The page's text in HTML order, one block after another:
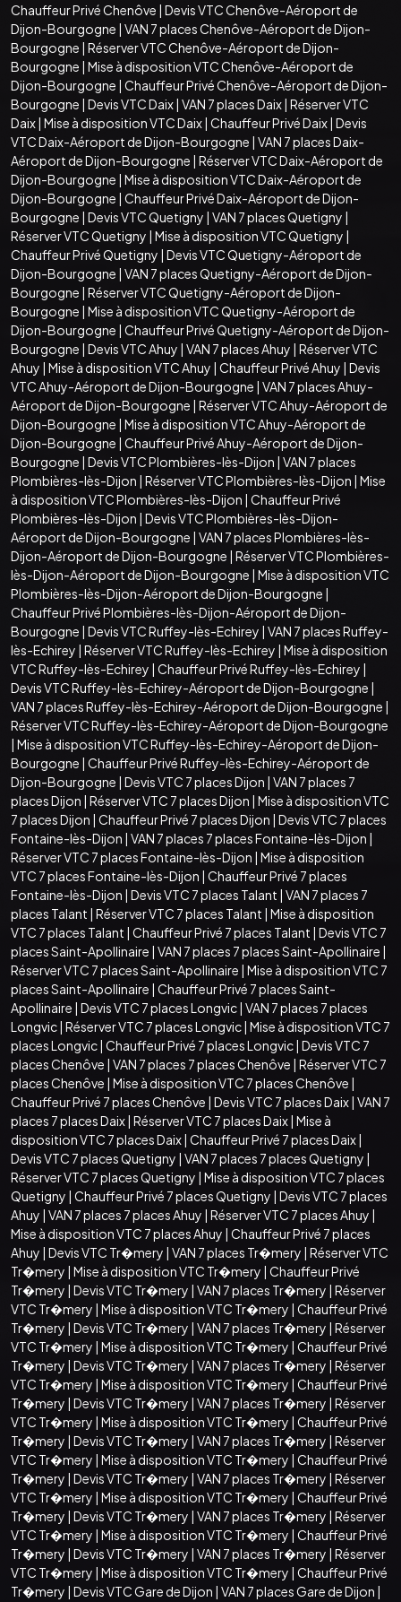
Chauffeur Privé Chenôve | Devis VTC Chenôve-Aéroport de
Dijon-Bourgogne | VAN 7 places Chenôve-Aéroport de Dijon-
Bourgogne | Réserver VTC Chenôve-Aéroport de Dijon-
Bourgogne | Mise à disposition VTC Chenôve-Aéroport de
Dijon-Bourgogne | Chauffeur Privé Chenôve-Aéroport de Dijon-
Bourgogne | Devis VTC Daix| VAN 7 places Daix| Réserver VTC
Daix| Mise à disposition VTC Daix| Chauffeur Privé Daix| Devis
VTC Daix-Aéroport de Dijon-Bourgogne | VAN 7 places Daix-
Aéroport de Dijon-Bourgogne | Réserver VTC Daix-Aéroport de
Dijon-Bourgogne | Mise à disposition VTC Daix-Aéroport de
Dijon-Bourgogne | Chauffeur Privé Daix-Aéroport de Dijon-
Bourgogne | Devis VTC Quetigny | VAN 7 places Quetigny |
Réserver VTC Quetigny | Mise à disposition VTC Quetigny |
Chauffeur Privé Quetigny | Devis VTC Quetigny-Aéroport de
Dijon-Bourgogne | VAN 7 places Quetigny-Aéroport de Dijon-
Bourgogne | Réserver VTC Quetigny-Aéroport de Dijon-
Bourgogne | Mise à disposition VTC Quetigny-Aéroport de
Dijon-Bourgogne | Chauffeur Privé Quetigny-Aéroport de Dijon-
Bourgogne | Devis VTC Ahuy | VAN 7 places Ahuy | Réserver VTC
Ahuy | Mise à disposition VTC Ahuy | Chauffeur Privé Ahuy | Devis
VTC Ahuy-Aéroport de Dijon-Bourgogne | VAN 7 places Ahuy-
Aéroport de Dijon-Bourgogne | Réserver VTC Ahuy-Aéroport de
Dijon-Bourgogne | Mise à disposition VTC Ahuy-Aéroport de
Dijon-Bourgogne | Chauffeur Privé Ahuy-Aéroport de Dijon-
Bourgogne | Devis VTC Plombières-lès-Dijon | VAN 7 places
Plombières-lès-Dijon | Réserver VTC Plombières-lès-Dijon | Mise
à disposition VTC Plombières-lès-Dijon | Chauffeur Privé
Plombières-lès-Dijon | Devis VTC Plombières-lès-Dijon-
Aéroport de Dijon-Bourgogne | VAN 7 places Plombières-lès-
Dijon-Aéroport de Dijon-Bourgogne | Réserver VTC Plombières-
lès-Dijon-Aéroport de Dijon-Bourgogne | Mise à disposition VTC
Plombières-lès-Dijon-Aéroport de Dijon-Bourgogne |
Chauffeur Privé Plombières-lès-Dijon-Aéroport de Dijon-
Bourgogne | Devis VTC Ruffey-lès-Echirey | VAN 7 places Ruffey-
lès-Echirey | Réserver VTC Ruffey-lès-Echirey | Mise à disposition
VTC Ruffey-lès-Echirey | Chauffeur Privé Ruffey-lès-Echirey |
Devis VTC Ruffey-lès-Echirey-Aéroport de Dijon-Bourgogne |
VAN 7 places Ruffey-lès-Echirey-Aéroport de Dijon-Bourgogne |
Réserver VTC Ruffey-lès-Echirey-Aéroport de Dijon-Bourgogne
| Mise à disposition VTC Ruffey-lès-Echirey-Aéroport de Dijon-
Bourgogne | Chauffeur Privé Ruffey-lès-Echirey-Aéroport de
Dijon-Bourgogne | Devis VTC 7 places Dijon | VAN 7 places 7
places Dijon | Réserver VTC 7 places Dijon | Mise à disposition VTC
7 places Dijon | Chauffeur Privé 7 places Dijon | Devis VTC 7 places
Fontaine-lès-Dijon | VAN 7 places 7 places Fontaine-lès-Dijon |
Réserver VTC 7 places Fontaine-lès-Dijon | Mise à disposition
VTC 7 places Fontaine-lès-Dijon | Chauffeur Privé 7 places
Fontaine-lès-Dijon | Devis VTC 7 places Talant | VAN 7 places 7
places Talant | Réserver VTC 7 places Talant | Mise à disposition
VTC 7 places Talant | Chauffeur Privé 7 places Talant | Devis VTC 7
places Saint-Apollinaire | VAN 7 places 7 places Saint-Apollinaire |
Réserver VTC 7 places Saint-Apollinaire | Mise à disposition VTC 7
places Saint-Apollinaire | Chauffeur Privé 7 places Saint-
Apollinaire | Devis VTC 7 places Longvic| VAN 7 places 7 places
Longvic| Réserver VTC 7 places Longvic| Mise à disposition VTC 7
places Longvic| Chauffeur Privé 7 places Longvic| Devis VTC 7
places Chenôve | VAN 7 places 7 places Chenôve | Réserver VTC 7
places Chenôve | Mise à disposition VTC 7 places Chenôve |
Chauffeur Privé 7 places Chenôve | Devis VTC 7 places Daix| VAN 7
places 7 places Daix| Réserver VTC 7 places Daix| Mise à
disposition VTC 7 places Daix| Chauffeur Privé 7 places Daix|
Devis VTC 7 places Quetigny | VAN 7 places 7 places Quetigny |
Réserver VTC 7 places Quetigny | Mise à disposition VTC 7 places
Quetigny | Chauffeur Privé 7 places Quetigny | Devis VTC 7 places
Ahuy | VAN 7 places 7 places Ahuy | Réserver VTC 7 places Ahuy |
Mise à disposition VTC 7 places Ahuy | Chauffeur Privé 7 places
Ahuy | Devis VTC Tr�mery | VAN 7 places Tr�mery | Réserver VTC
Tr�mery | Mise à disposition VTC Tr�mery | Chauffeur Privé
Tr�mery | Devis VTC Tr�mery | VAN 7 places Tr�mery | Réserver
VTC Tr�mery | Mise à disposition VTC Tr�mery | Chauffeur Privé
Tr�mery | Devis VTC Tr�mery | VAN 7 places Tr�mery | Réserver
VTC Tr�mery | Mise à disposition VTC Tr�mery | Chauffeur Privé
Tr�mery | Devis VTC Tr�mery | VAN 7 places Tr�mery | Réserver
VTC Tr�mery | Mise à disposition VTC Tr�mery | Chauffeur Privé
Tr�mery | Devis VTC Tr�mery | VAN 7 places Tr�mery | Réserver
VTC Tr�mery | Mise à disposition VTC Tr�mery | Chauffeur Privé
Tr�mery | Devis VTC Tr�mery | VAN 7 places Tr�mery | Réserver
VTC Tr�mery | Mise à disposition VTC Tr�mery | Chauffeur Privé
Tr�mery | Devis VTC Tr�mery | VAN 7 places Tr�mery | Réserver
VTC Tr�mery | Mise à disposition VTC Tr�mery | Chauffeur Privé
Tr�mery | Devis VTC Tr�mery | VAN 7 places Tr�mery | Réserver
VTC Tr�mery | Mise à disposition VTC Tr�mery | Chauffeur Privé
Tr�mery | Devis VTC Tr�mery | VAN 7 places Tr�mery | Réserver
VTC Tr�mery | Mise à disposition VTC Tr�mery | Chauffeur Privé
Tr�mery | Devis VTC Gare de Dijon | VAN 7 places Gare de Dijon |